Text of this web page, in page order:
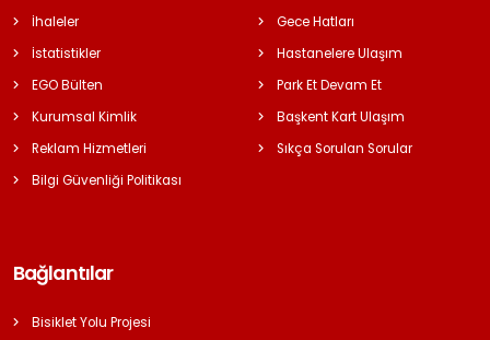
İhaleler
İstatistikler
EGO Bülten
Kurumsal Kimlik
Reklam Hizmetleri
Bilgi Güvenliği Politikası
Gece Hatları
Hastanelere Ulaşım
Park Et Devam Et
Başkent Kart Ulaşım
Sıkça Sorulan Sorular
Bağlantılar
Bisiklet Yolu Projesi